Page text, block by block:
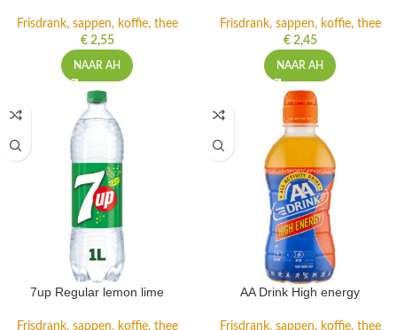
Frisdrank, sappen, koffie, thee
€2,55
NAAR AH
Frisdrank, sappen, koffie, thee
€2,45
NAAR AH
7up Regular lemon lime
Frisdrank, sappen, koffie, thee
AA Drink High energy
Frisdrank, sappen, koffie, thee